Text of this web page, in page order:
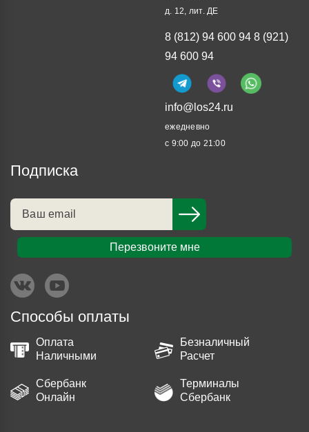
д. 12, лит. ДЕ
8 (812) 94 600 94 8 (921)
94 600 94
info@los24.ru
ежедневно
с 9:00 до 21:00
Подписка
Перезвоните мне
Способы оплаты
Оплата
Наличными
Безналичный
Расчет
Сбербанк
Онлайн
Терминалы
Сбербанк